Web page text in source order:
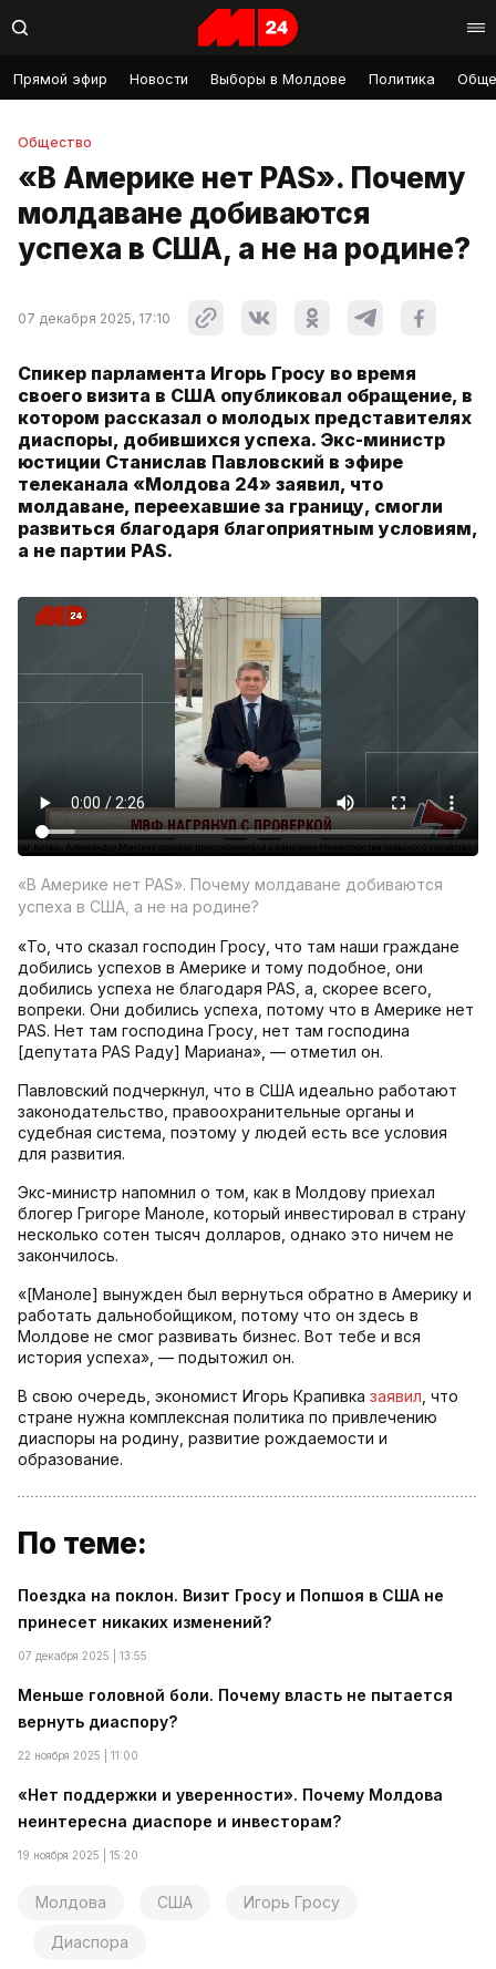
Прямой эфир Новости Выборы в Молдове Политика
Общество
«В Америке нет PAS». Почему
молдаване добиваются
успеха в США, а не на родине?
07 декабря 2025, 17:10
Спикер парламента Игорь Гросу во время
своего визита в США опубликовал обращение, в
котором рассказал о молодых представителях
диаспоры, добившихся успеха. Экс-министр
юстиции Станислав Павловский в эфире
телеканала «Молдова 24» заявил, что
молдаване, переехавшие за границу, смогли
развиться благодаря благоприятным условиям,
а не партии PAS.
«В Америке нет PAS». Почему молдаване добиваются
успеха в США, а не на родине?
«То, что сказал господин Гросу, что там наши граждане
добились успехов в Америке и тому подобное, они
добились успеха не благодаря PAS, а, скорее всего,
вопреки. Они добились успеха, потому что в Америке нет
PAS. Нет там господина Гросу, нет там господина
[депутата PAS Раду] Мариана», — отметил он.
Павловский подчеркнул, что в США идеально работают
законодательство, правоохранительные органы и
судебная система, поэтому у людей есть все условия
для развития.
Экс-министр напомнил о том, как в Молдову приехал
блогер Григоре Маноле, который инвестировал в страну
несколько сотен тысяч долларов, однако это ничем не
закончилось.
«[Маноле] вынужден был вернуться обратно в Америку и
работать дальнобойщиком, потому что он здесь в
Молдове не смог развивать бизнес. Вот тебе и вся
история успеха», — подытожил он.
В свою очередь, экономист Игорь Крапивка заявил , что
стране нужна комплексная политика по привлечению
диаспоры на родину, развитие рождаемости и
образование.
По теме:
Поездка на поклон. Визит Гросу и Попшоя в США не
принесет никаких изменений?
07 декабря 2025 | 13:55
Меньше головной боли. Почему власть не пытается
вернуть диаспору?
22 ноября 2025 | 11:00
«Нет поддержки и уверенности». Почему Молдова
неинтересна диаспоре и инвесторам?
19 ноября 2025 | 15:20
Молдова США Игорь Гросу
Диаспора